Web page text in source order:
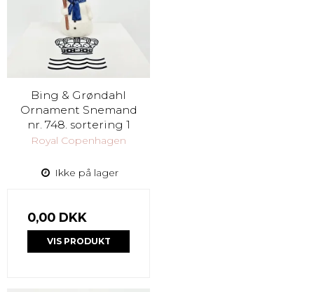
Bing & Grøndahl
Ornament Snemand
nr. 748. sortering 1
Royal Copenhagen
Ikke på lager
0,00 DKK
VIS PRODUKT